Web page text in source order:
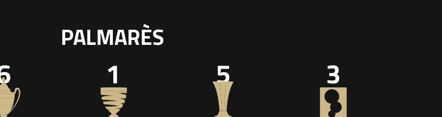
PALMARÈS
1 5 3